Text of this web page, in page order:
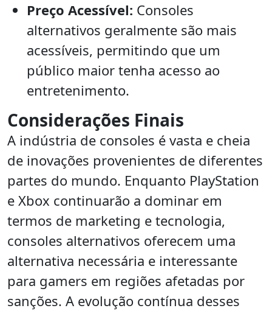
Preço Acessível: Consoles
alternativos geralmente são mais
acessíveis, permitindo que um
público maior tenha acesso ao
entretenimento.
Considerações Finais
A indústria de consoles é vasta e cheia
de inovações provenientes de diferentes
partes do mundo. Enquanto PlayStation
e Xbox continuarão a dominar em
termos de marketing e tecnologia,
consoles alternativos oferecem uma
alternativa necessária e interessante
para gamers em regiões afetadas por
sanções. A evolução contínua desses